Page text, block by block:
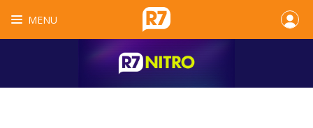
MENU